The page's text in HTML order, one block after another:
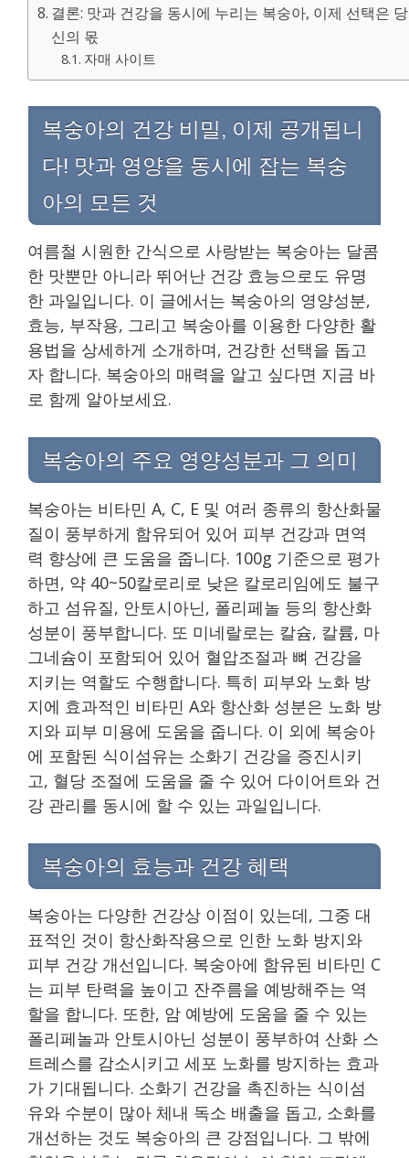
결론: 맛과 건강을 동시에 누리는 복숭아, 이제 선택은 당
신의 몫
자매 사이트
복숭아의 건강 비밀, 이제 공개됩니
다! 맛과 영양을 동시에 잡는 복숭
아의 모든 것
여름철 시원한 간식으로 사랑받는 복숭아는 달콤
한 맛뿐만 아니라 뛰어난 건강 효능으로도 유명
한 과일입니다. 이 글에서는 복숭아의 영양성분,
효능, 부작용, 그리고 복숭아를 이용한 다양한 활
용법을 상세하게 소개하며, 건강한 선택을 돕고
자 합니다. 복숭아의 매력을 알고 싶다면 지금 바
로 함께 알아보세요.
복숭아의 주요 영양성분과 그 의미
복숭아는 비타민 A, C, E 및 여러 종류의 항산화물
질이 풍부하게 함유되어 있어 피부 건강과 면역
력 향상에 큰 도움을 줍니다. 100g 기준으로 평가
하면, 약 40~50칼로리로 낮은 칼로리임에도 불구
하고 섬유질, 안토시아닌, 폴리페놀 등의 항산화
성분이 풍부합니다. 또 미네랄로는 칼슘, 칼륨, 마
그네슘이 포함되어 있어 혈압조절과 뼈 건강을
지키는 역할도 수행합니다. 특히 피부와 노화 방
지에 효과적인 비타민 A와 항산화 성분은 노화 방
지와 피부 미용에 도움을 줍니다. 이 외에 복숭아
에 포함된 식이섬유는 소화기 건강을 증진시키
고, 혈당 조절에 도움을 줄 수 있어 다이어트와 건
강 관리를 동시에 할 수 있는 과일입니다.
복숭아의 효능과 건강 혜택
복숭아는 다양한 건강상 이점이 있는데, 그중 대
표적인 것이 항산화작용으로 인한 노화 방지와
피부 건강 개선입니다. 복숭아에 함유된 비타민 C
는 피부 탄력을 높이고 잔주름을 예방해주는 역
할을 합니다. 또한, 암 예방에 도움을 줄 수 있는
폴리페놀과 안토시아닌 성분이 풍부하여 산화 스
트레스를 감소시키고 세포 노화를 방지하는 효과
가 기대됩니다. 소화기 건강을 촉진하는 식이섬
유와 수분이 많아 체내 독소 배출을 돕고, 소화를
개선하는 것도 복숭아의 큰 강점입니다. 그 밖에